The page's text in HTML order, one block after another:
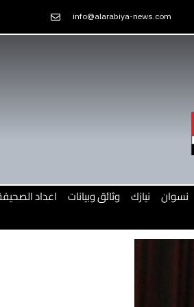
info@alarabiya-news.com
نسوان نيازك وثائق وبيانات اعداد